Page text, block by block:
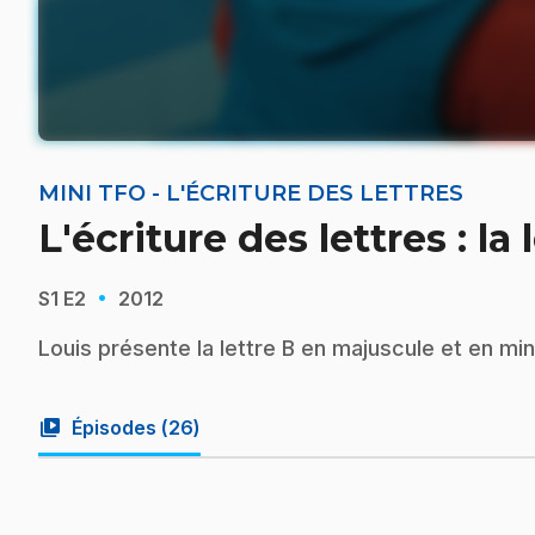
MINI TFO - L'ÉCRITURE DES LETTRES
L'écriture des lettres : la
S1 E2 · 2012
Louis présente la lettre B en majuscule et en
video_library Épisodes (26)